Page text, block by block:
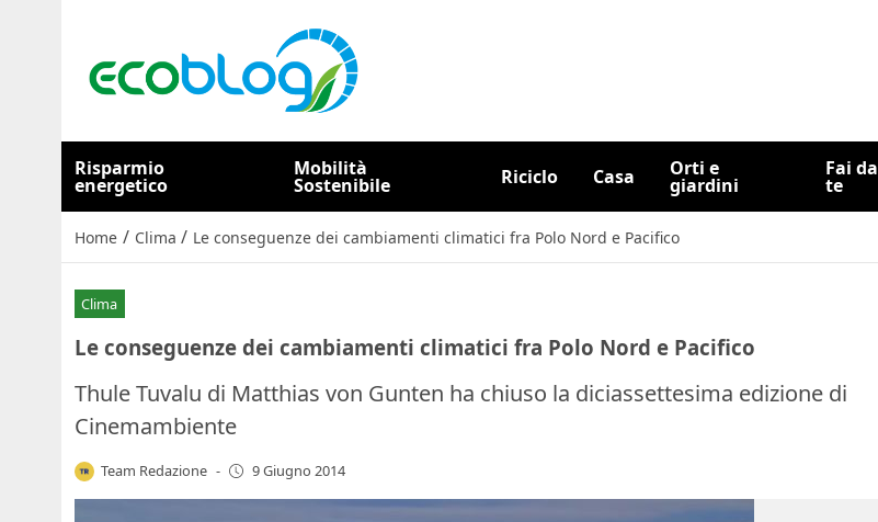
Risparmio
energetico
Mobilità
Sostenibile Riciclo Casa Orti e
giardini
Fai da
te
Home / Clima / Le conseguenze dei cambiamenti climatici fra Polo Nord e Pacifico
Clima
Le conseguenze dei cambiamenti climatici fra Polo Nord e Pacifico
Thule Tuvalu di Matthias von Gunten ha chiuso la diciassettesima edizione di
Cinemambiente
Team Redazione - 9 Giugno 2014